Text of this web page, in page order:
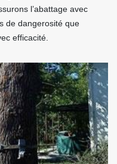
l’abattage avec
de dangerosité que
efficacité.